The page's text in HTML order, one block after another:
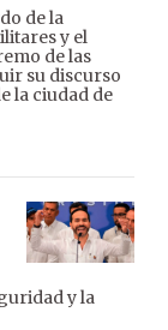
de la
y el
de las
su discurso
la ciudad de
y la